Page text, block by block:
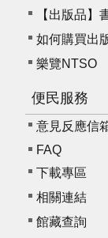
【出版品】
如何購買出
樂覽NTSO
便民服務
意見反應信
FAQ
下載專區
相關連結
館藏查詢